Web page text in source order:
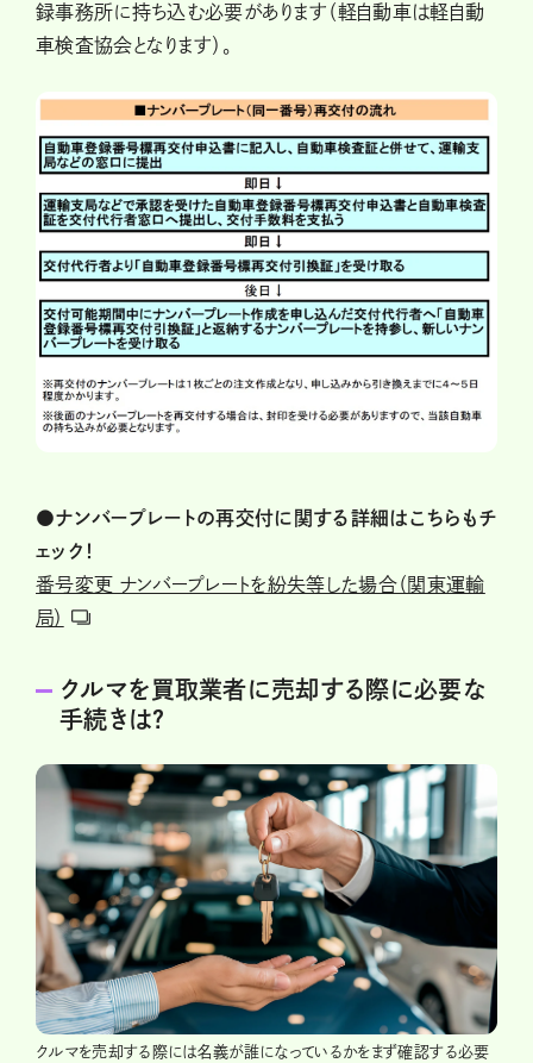
録事務所に持ち込む必要があります（軽自動車は軽自動
車検査協会となります）。
●ナンバープレートの再交付に関する詳細はこちらもチ
ェック！
番号変更 ナンバープレートを紛失等した場合（関東運輸
局）
クルマを買取業者に売却する際に必要な
手続きは？
クルマを売却する際には名義が誰になっているかをまず確認する必要